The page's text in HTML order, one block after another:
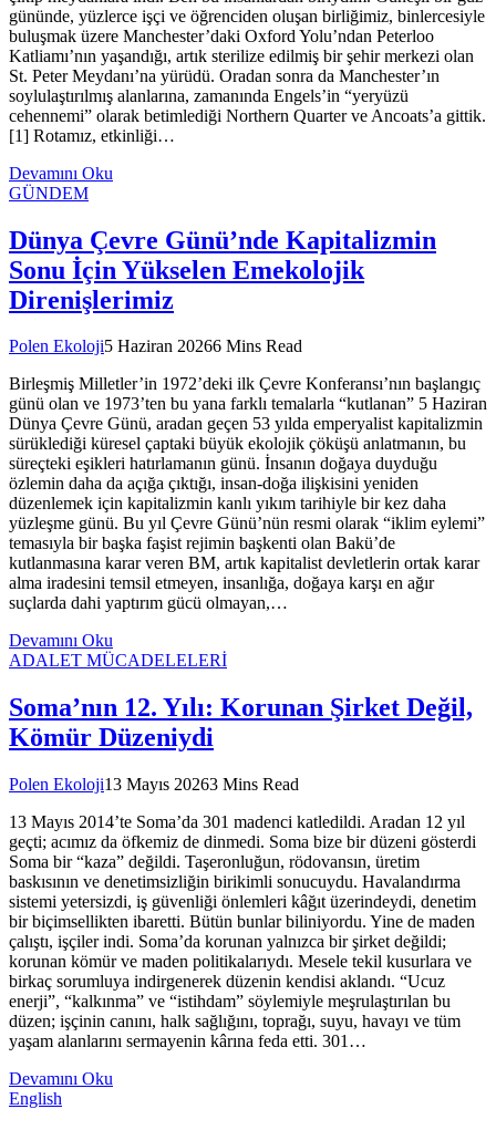
gününde, yüzlerce işçi ve öğrenciden oluşan birliğimiz, binlercesiyle
buluşmak üzere Manchester’daki Oxford Yolu’ndan Peterloo
Katliamı’nın yaşandığı, artık sterilize edilmiş bir şehir merkezi olan
St. Peter Meydanı’na yürüdü. Oradan sonra da Manchester’ın
soylulaştırılmış alanlarına, zamanında Engels’in “yeryüzü
cehennemi” olarak betimlediği Northern Quarter ve Ancoats’a gittik.
[1] Rotamız, etkinliği…
Devamını Oku
GÜNDEM
Dünya Çevre Günü’nde Kapitalizmin
Sonu İçin Yükselen Emekolojik
Direnişlerimiz
Polen Ekoloji5 Haziran 20266 Mins Read
Birleşmiş Milletler’in 1972’deki ilk Çevre Konferansı’nın başlangıç
günü olan ve 1973’ten bu yana farklı temalarla “kutlanan” 5 Haziran
Dünya Çevre Günü, aradan geçen 53 yılda emperyalist kapitalizmin
sürüklediği küresel çaptaki büyük ekolojik çöküşü anlatmanın, bu
süreçteki eşikleri hatırlamanın günü. İnsanın doğaya duyduğu
özlemin daha da açığa çıktığı, insan-doğa ilişkisini yeniden
düzenlemek için kapitalizmin kanlı yıkım tarihiyle bir kez daha
yüzleşme günü. Bu yıl Çevre Günü’nün resmi olarak “iklim eylemi”
temasıyla bir başka faşist rejimin başkenti olan Bakü’de
kutlanmasına karar veren BM, artık kapitalist devletlerin ortak karar
alma iradesini temsil etmeyen, insanlığa, doğaya karşı en ağır
suçlarda dahi yaptırım gücü olmayan,…
Devamını Oku
ADALET MÜCADELELERİ
Soma’nın 12. Yılı: Korunan Şirket Değil,
Kömür Düzeniydi
Polen Ekoloji13 Mayıs 20263 Mins Read
13 Mayıs 2014’te Soma’da 301 madenci katledildi. Aradan 12 yıl
geçti; acımız da öfkemiz de dinmedi. Soma bize bir düzeni gösterdi
Soma bir “kaza” değildi. Taşeronluğun, rödovansın, üretim
baskısının ve denetimsizliğin birikimli sonucuydu. Havalandırma
sistemi yetersizdi, iş güvenliği önlemleri kâğıt üzerindeydi, denetim
bir biçimsellikten ibaretti. Bütün bunlar biliniyordu. Yine de maden
çalıştı, işçiler indi. Soma’da korunan yalnızca bir şirket değildi;
korunan kömür ve maden politikalarıydı. Mesele tekil kusurlara ve
birkaç sorumluya indirgenerek düzenin kendisi aklandı. “Ucuz
enerji”, “kalkınma” ve “istihdam” söylemiyle meşrulaştırılan bu
düzen; işçinin canını, halk sağlığını, toprağı, suyu, havayı ve tüm
yaşam alanlarını sermayenin kârına feda etti. 301…
Devamını Oku
English